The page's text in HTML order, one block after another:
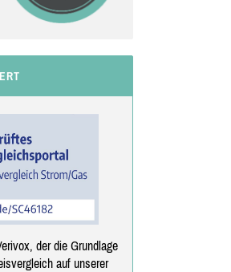
der die Grundlage
auf unserer